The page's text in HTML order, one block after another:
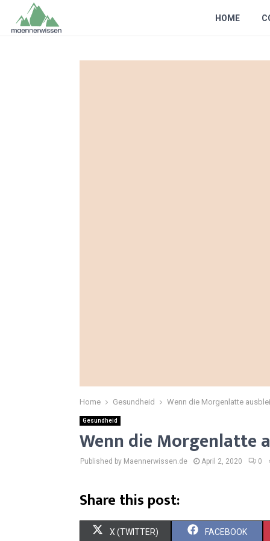
HOME
Home Gesundheid Wenn die Morgenlatte
Gesundheid
Wenn die Morgenlatte
Published by Maennerwissen.de April 2, 2020 0
Share this post:
S
X (TWITTER) S
FACEBOOK